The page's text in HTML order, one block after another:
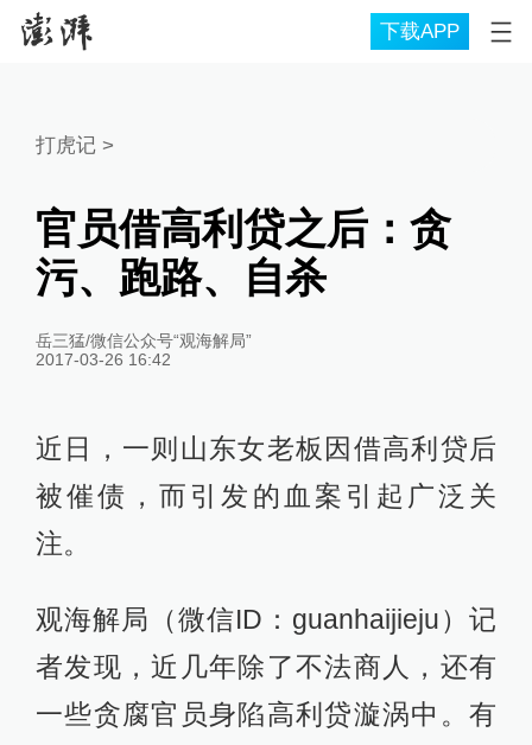
下载APP
打虎记>
官员借高利贷之后：贪
污、跑路、自杀
岳三猛/微信公众号“观海解局”
2017-03-26 16:42
近日，一则山东女老板因借高利贷后
被催债，而引发的血案引起广泛关
注。
观海解局（微信ID：guanhaijieju）记
者发现，近几年除了不法商人，还有
一些贪腐官员身陷高利贷漩涡中。有